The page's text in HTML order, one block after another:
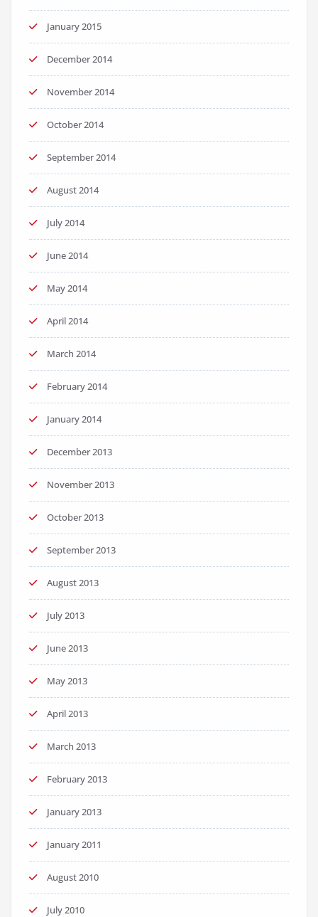
January 2015
December 2014
November 2014
October 2014
September 2014
August 2014
July 2014
June 2014
May 2014
April 2014
March 2014
February 2014
January 2014
December 2013
November 2013
October 2013
September 2013
August 2013
July 2013
June 2013
May 2013
April 2013
March 2013
February 2013
January 2013
January 2011
August 2010
July 2010